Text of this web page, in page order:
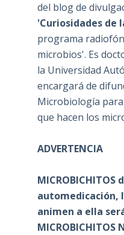
del blog de
'Curiosidades de
programa
microbios'. Es
la Universidad
encargará de
Microbiología
que hacen los
ADVERTENCIA
MICROBICHITOS
automedicación,
animen a ella
MICROBICHITOS